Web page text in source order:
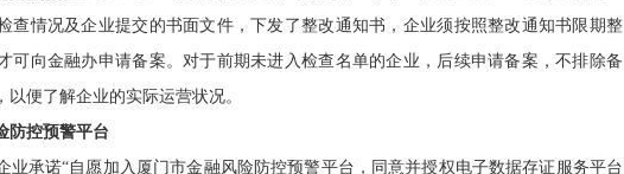
查情况及企业提交的书面文件，下发了整改通知书，企业须按照整改通知书限期整
可向金融办申请备案。对于前期未进入检查名单的企业，后续申请备案，不排除备
便了解企业的实际运营状况。
防控预警平台
业承诺“自愿加入厦门市金融风险防控预警平台，同意并授权电子数据存证服务平台